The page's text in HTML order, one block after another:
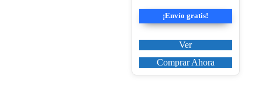
era:
448,99€.
es:
399,60€.
¡Envío gratis!
Ver
Comprar Ahora